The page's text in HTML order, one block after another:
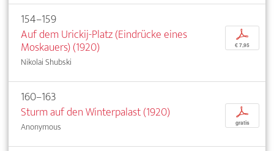
154–159
Auf dem Urickij-Platz (Eindrücke eines
Moskauers) (1920)
Nikolai Shubski
p
€ 7,95
160–163
Sturm auf den Winterpalast (1920)
Anonymous
p
gratis